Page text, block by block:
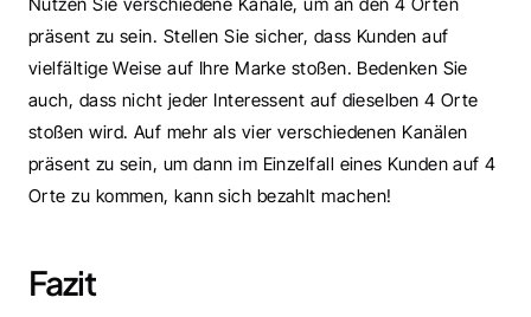
präsent zu sein. Stellen Sie sicher, dass Kunden auf
vielfältige Weise auf Ihre Marke stoßen. Bedenken Sie
auch, dass nicht jeder Interessent auf dieselben 4 Orte
stoßen wird. Auf mehr als vier verschiedenen Kanälen
präsent zu sein, um dann im Einzelfall eines Kunden auf 4
Orte zu kommen, kann sich bezahlt machen!
Fazit